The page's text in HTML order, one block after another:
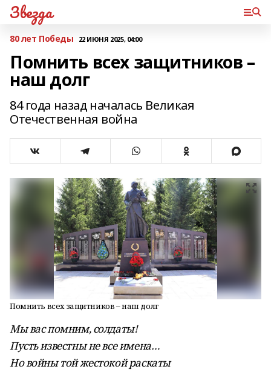
Звезда
80 лет Победы 22 ИЮНЯ 2025, 04:00
Помнить всех защитников –
наш долг
84 года назад началась Великая
Отечественная война
Помнить всех защитников – наш долг
Мы вас помним, солдаты!
Пусть известны не все имена…
Но войны той жестокой раскаты